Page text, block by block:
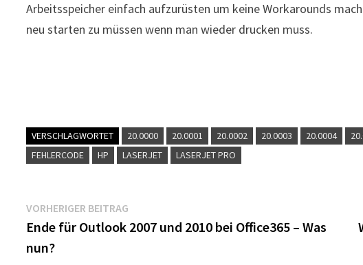
Arbeitsspeicher einfach aufzurüsten um keine Workarounds
neu starten zu müssen wenn man wieder drucken muss.
VERSCHLAGWORTET 20.0000 20.0001 20.0002 20.0003 20.0004
FEHLERCODE
HP LASERJET LASERJET PRO
Beitragsnavigation
VORHERIGER BEITRAG
Beitrag:
Ende für Outlook 2007 und 2010 bei Office365 – Was
nun?